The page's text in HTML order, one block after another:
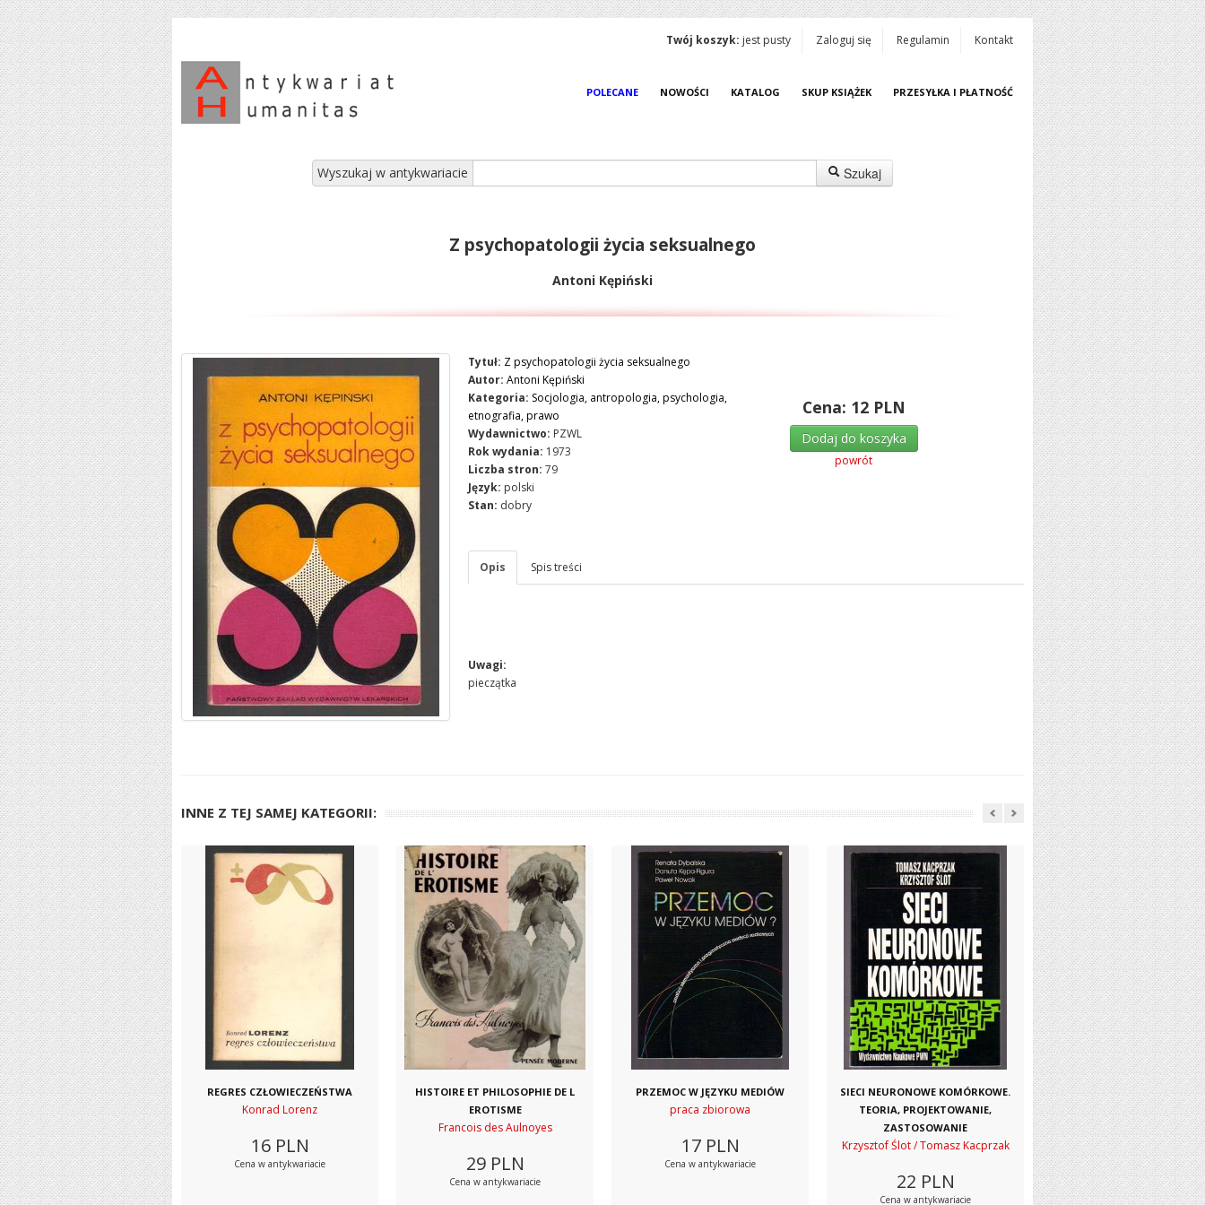
Twój koszyk: jest pusty Zaloguj się Regulamin Kontakt
POLECANE NOWOŚCI KATALOG SKUP KSIĄŻEK PRZESYŁKA I PŁATNOŚĆ
Wyszukaj w antykwariacie Szukaj
Z psychopatologii życia seksualnego
Antoni Kępiński
Tytuł: Z psychopatologii życia seksualnego
Autor: Antoni Kępiński
Kategoria: Socjologia, antropologia, psychologia,
etnografia, prawo
Wydawnictwo: PZWL
Rok wydania: 1973
Liczba stron: 79
Język: polski
Stan: dobry
Cena: 12 PLN
Dodaj do koszyka
powrót
Opis Spis treści
Uwagi:
pieczątka
INNE Z TEJ SAMEJ KATEGORII:
REGRES CZŁOWIECZEŃSTWA
Konrad Lorenz
16 PLN
Cena w antykwariacie
HISTOIRE ET PHILOSOPHIE DE L
EROTISME
Francois des Aulnoyes
29 PLN
Cena w antykwariacie
PRZEMOC W JĘZYKU MEDIÓW
praca zbiorowa
17 PLN
Cena w antykwariacie
SIECI NEURONOWE KOMÓRKOWE.
TEORIA, PROJEKTOWANIE,
ZASTOSOWANIE
Krzysztof Ślot / Tomasz Kacprzak
22 PLN
Cena w antykwariacie